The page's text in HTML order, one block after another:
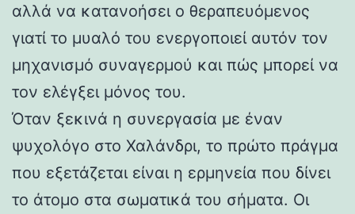
αλλά να κατανοήσει ο θεραπευόμενος
γιατί το μυαλό του ενεργοποιεί αυτόν τον
μηχανισμό συναγερμού και πώς μπορεί να
τον ελέγξει μόνος του.
Όταν ξεκινά η συνεργασία με έναν
ψυχολόγο στο Χαλάνδρι, το πρώτο πράγμα
που εξετάζεται είναι η ερμηνεία που δίνει
το άτομο στα σωματικά του σήματα. Οι